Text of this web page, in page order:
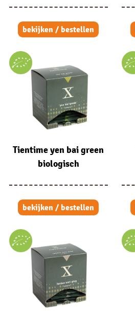
bekijken / bestellen
Tientime yen bai green
biologisch
bekijken / bestellen